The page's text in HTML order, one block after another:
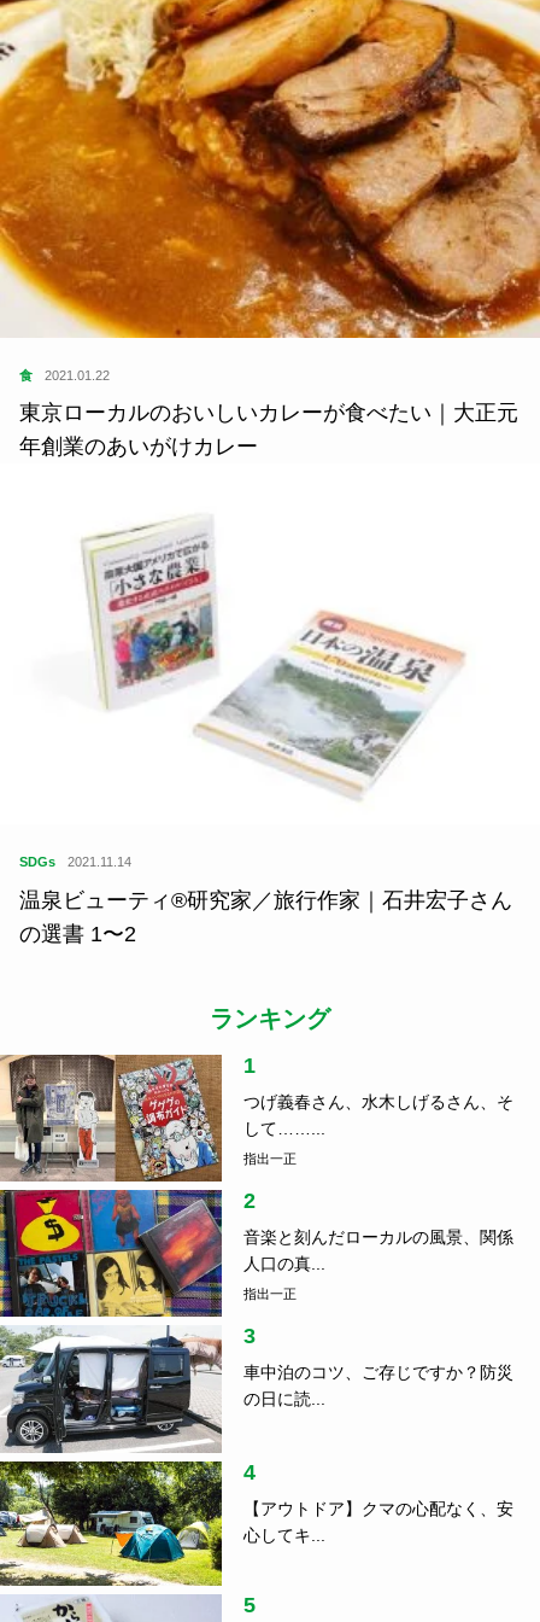
食 2021.01.22
東京ローカルのおいしいカレーが食べたい｜大正元
年創業のあいがけカレー
SDGs 2021.11.14
温泉ビューティ®研究家／旅行作家｜石井宏子さん
の選書 1〜2
ランキング
1
つげ義春さん、水木しげるさん、そ
して……...
指出一正
2
音楽と刻んだローカルの風景、関係
人口の真...
指出一正
3
車中泊のコツ、ご存じですか？防災
の日に読...
4
【アウトドア】クマの心配なく、安
心してキ...
5